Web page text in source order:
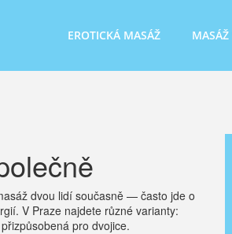
EROTICKÁ MASÁŽ
dvou lidí současně — často jde o
V Praze najdete různé varianty:
pro dvojice.